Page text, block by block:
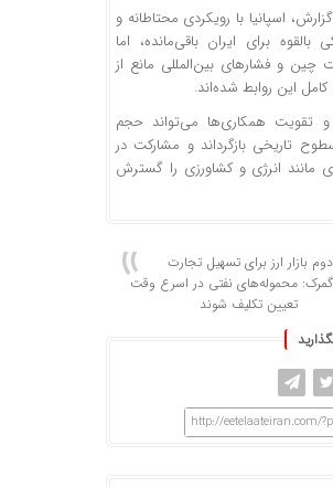
اسپانیا با رویکردی محتاطانه و
بالقوه برای ایران باقی‌مانده، اما
چین و فشارهای بین‌المللی مانع از
این روابط شده‌اند.
و تقویت همکاری‌ها می‌تواند حجم
تاریخی بازگرداند و مشارکت در
مانند انرژی و کشاورزی را گسترش
دوم بازار ارز برای تسهیل تجارت
محموله‌های نفتی در اسرع وقت
تعیین تکلیف شوند
http://eetelaateiran.com/